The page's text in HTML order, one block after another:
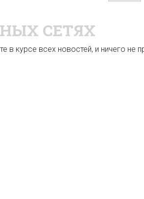
СЕТЯХ
курсе всех новостей, и ничего не